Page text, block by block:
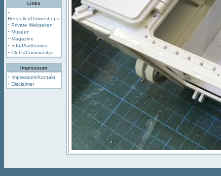
Links
·
Hersteller/Onlineshops
· Private Webseiten
· Museen
· Magazine
· Info/Plattformen
· Clubs/Communitys
Impressum
· Impressum/Kontakt
· Disclaimer